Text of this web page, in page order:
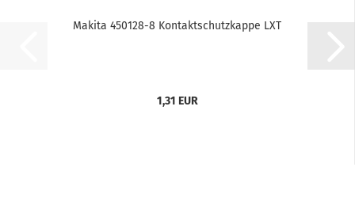
Makita 450128-8 Kontaktschutzkappe LXT
1,31 EUR